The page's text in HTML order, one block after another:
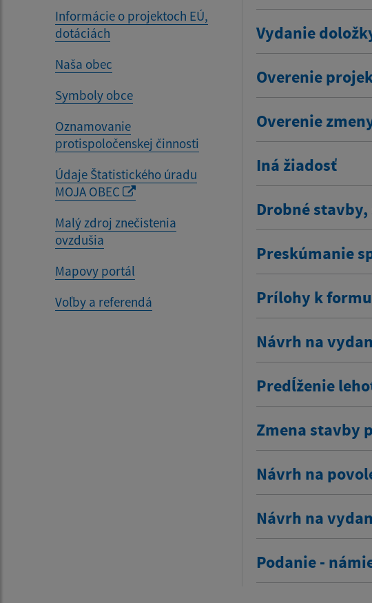
Informácie o projektoch EÚ,
dotáciách
Naša obec
Symboly obce
Oznamovanie
protispoločenskej činnosti
Údaje Štatistického úradu
MOJA OBEC
Malý zdroj znečistenia
ovzdušia
Mapovy portál
Voľby a referendá
Vydanie
Overenie
Overenie
Iná žiadosť
Drobné
Preskúmanie
Prílohy k
Návrh na
Predĺženie
Zmena stavby
Návrh na
Návrh na
Podanie -